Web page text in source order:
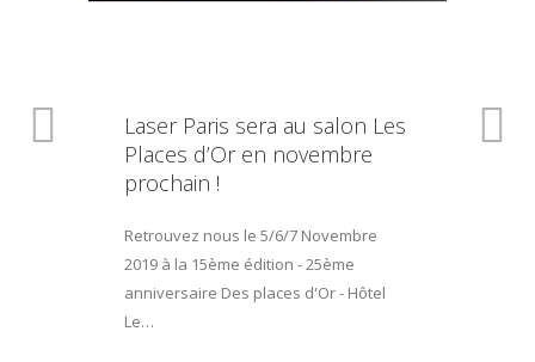
Laser Paris sera au salon Les
Places d’Or en novembre
prochain !
Retrouvez nous le 5/6/7 Novembre
2019 à la 15ème édition - 25ème
anniversaire Des places d'Or - Hôtel
Le…